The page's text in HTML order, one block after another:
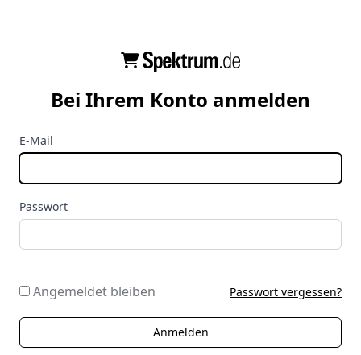
Bei Ihrem Konto anmelden
E-Mail
Passwort
Angemeldet bleiben Passwort vergessen?